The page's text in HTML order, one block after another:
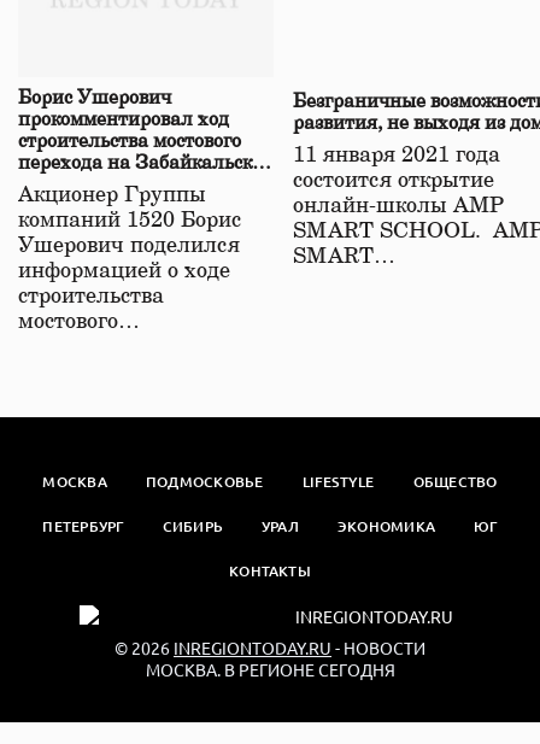
Борис Ушерович
прокомментировал ход
строительства мостового
перехода на Забайкальской
железной дороге
Акционер Группы
компаний 1520 Борис
Ушерович поделился
информацией о ходе
строительства
мостового…
Безграничные
развития, не выходя из
11 января 2021 года
состоится открытие
онлайн-школы АМР
SMART SCHOOL.
SMART…
МОСКВА ПОДМОСКОВЬЕ LIFESTYLE ОБЩЕСТВО
ПЕТЕРБУРГ СИБИРЬ УРАЛ ЭКОНОМИКА ЮГ
КОНТАКТЫ
© 2026 INREGIONTODAY.RU - НОВОСТИ
МОСКВА. В РЕГИОНЕ СЕГОДНЯ